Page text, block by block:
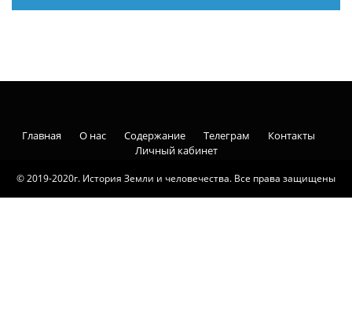
© 2019-2020г. История Земли и человечества. Все права защищены
Главная О нас Содержание Телеграм
Контакты
Личный кабинет